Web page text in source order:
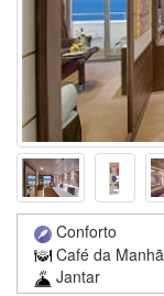
Conforto
Café da Manhã
Jantar